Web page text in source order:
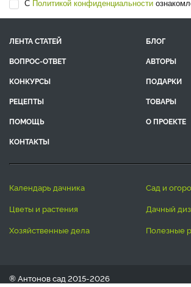
С Политикой конфиденциальности
ЛЕНТА СТАТЕЙ
БЛОГ
ВОПРОС-ОТВЕТ
АВТОРЫ
КОНКУРСЫ
ПОДАРКИ
РЕЦЕПТЫ
ТОВАРЫ
ПОМОЩЬ
О ПРОЕКТЕ
КОНТАКТЫ
календарь дачника
сад и
цветы и растения
дачный
хозяйственные дела
полезные
® Антонов сад 2015-2026